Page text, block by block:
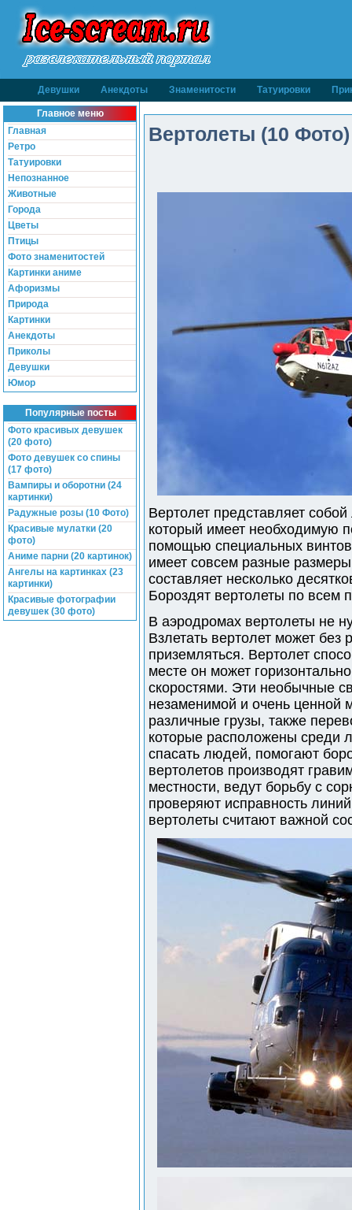
Девушки Анекдоты Знаменитости Татуировки
Главное меню
Главная
Ретро
Татуировки
Непознанное
Животные
Города
Цветы
Птицы
Фото знаменитостей
Картинки аниме
Афоризмы
Природа
Картинки
Анекдоты
Приколы
Девушки
Юмор
Популярные посты
Фото красивых девушек
(20 фото)
Фото девушек со спины
(17 фото)
Вампиры и оборотни (24
картинки)
Радужные розы (10 Фото)
Красивые мулатки (20
фото)
Аниме парни (20 картинок)
Ангелы на картинках (23
картинки)
Красивые фотографии
девушек (30 фото)
Вертолеты (10
Вертолет представляет
который имеет необходимую
помощью специальных
имеет совсем разные
составляет несколько
Бороздят вертолеты по всем
В аэродромах вертолеты не
Взлетать вертолет может без
приземляться. Вертолет
месте он может
скоростями. Эти необычные
незаменимой и очень ценной
различные грузы, также
которые расположены среди
спасать людей, помогают
вертолетов производят
местности, ведут борьбу с
проверяют исправность
вертолеты считают важной